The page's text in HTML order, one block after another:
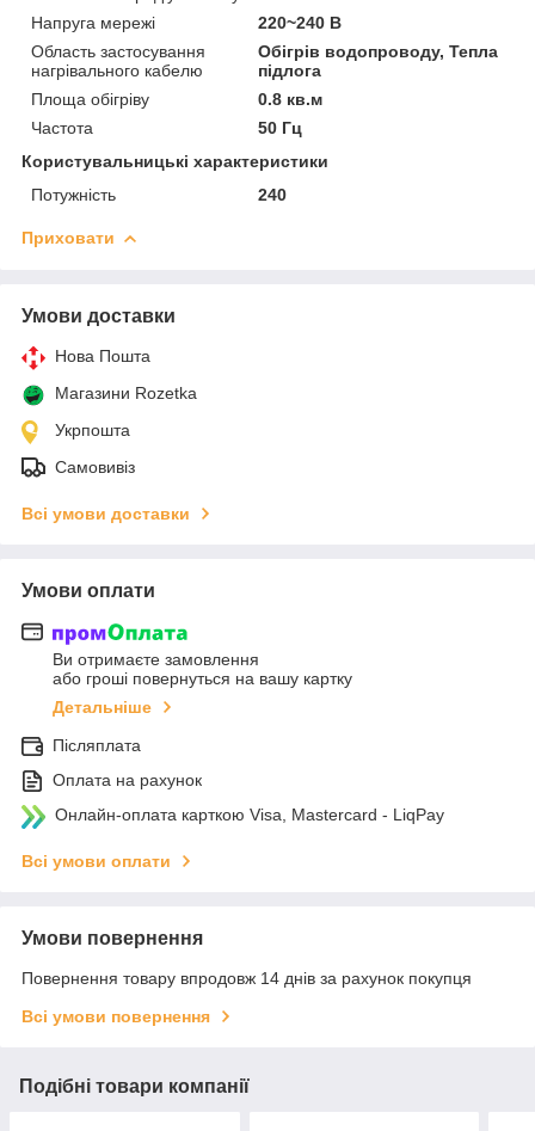
Напруга мережі
220~240 В
Область застосування
нагрівального кабелю
Обігрів водопроводу, Тепла
підлога
Площа обігріву
0.8 кв.м
Частота
50 Гц
Користувальницькі характеристики
Потужність
240
Приховати
Умови доставки
Нова Пошта
Магазини Rozetka
Укрпошта
Самовивіз
Всі умови доставки
Умови оплати
Ви отримаєте замовлення
або гроші повернуться на вашу картку
Детальніше
Післяплата
Оплата на рахунок
Онлайн-оплата карткою Visa, Mastercard - LiqPay
Всі умови оплати
Умови повернення
Повернення товару впродовж 14 днів за рахунок покупця
Всі умови повернення
Подібні товари компанії